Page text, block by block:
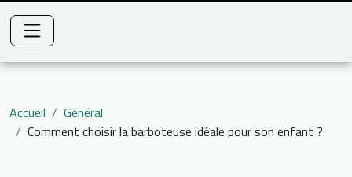
Accueil
Général
Comment choisir la barboteuse idéale pour son enfant ?